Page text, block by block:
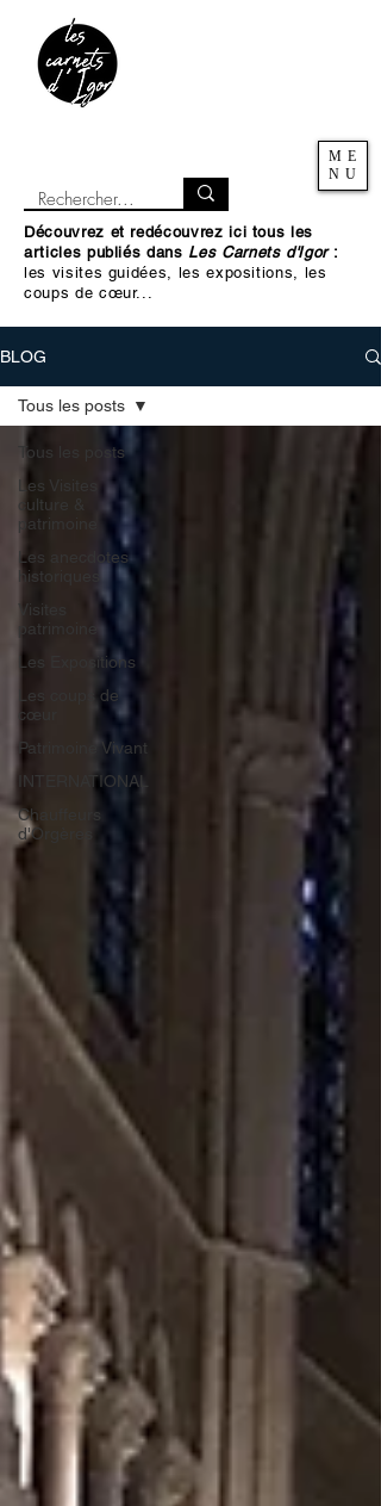
ME
NU
Découvrez et redécouvrez ici tous les
articles publiés dans Les Carnets d'Igor :
les visites guidées, les expositions, les
coups de cœur...
BLOG
Tous les posts
Les Visites
culture &
patrimoine
Les anecdotes
historiques
Visites
patrimoine
Les Expositions
Les coups de
cœur
Patrimoine Vivant
INTERNATIONAL
Chauffeurs
d'Orgères
Tous les posts